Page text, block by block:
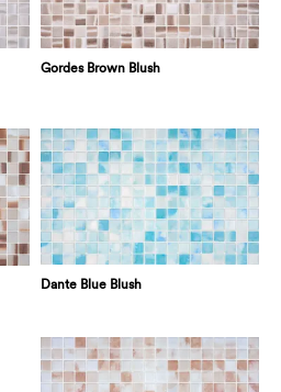
Gordes Brown Blush
Dante Blue Blush